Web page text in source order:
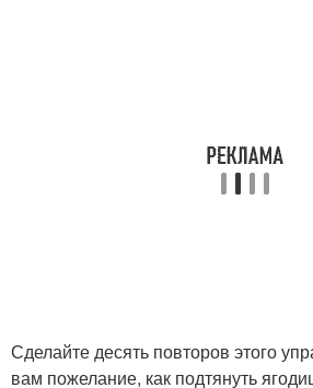
Сделайте десять повторов этого
вам пожелание, как подтянуть